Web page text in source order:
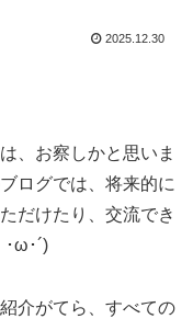
2025.12.30
、お察しかと思いま
ログでは、将来的に
だけたり、交流でき
･ω･´)
介がてら、すべての